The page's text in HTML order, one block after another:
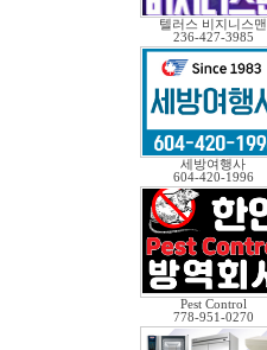
텔러스 비지니스맨
236-427-3985
세방여행사
604-420-1996
Pest Control
778-951-0270